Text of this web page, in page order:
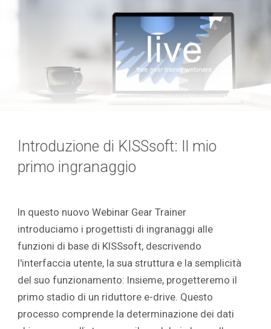
Introduzione di KISSsoft: Il mio
primo ingranaggio
In questo nuovo Webinar Gear Trainer
introduciamo i progettisti di ingranaggi alle
funzioni di base di KISSsoft, descrivendo
l'interfaccia utente, la sua struttura e la semplicità
del suo funzionamento: Insieme, progetteremo il
primo stadio di un riduttore e-drive. Questo
processo comprende la determinazione dei dati